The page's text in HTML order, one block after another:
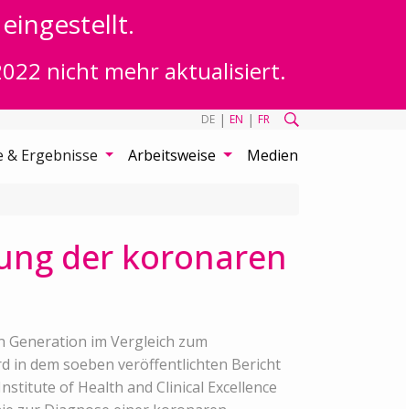
nicht mehr aktualisiert.
DE | EN | FR
& Ergebnisse Arbeitsweise Medien
der koronaren
im Vergleich zum
in dem soeben veröffentlichten Bericht
of Health and Clinical Excellence